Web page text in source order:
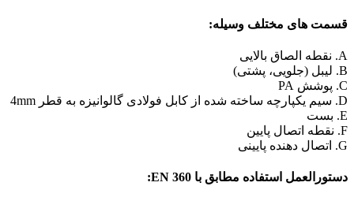
قسمت های مختلف وسیله:
A. نقطه الصاق بالایی
B. لیبل (جلویی، پشتی)
C. پوشش PA
D. سیم یکپارچه ساخته شده از کابل فولادی گالوانیزه به قطر 4mm
E. بست
F. نقطه اتصال پایین
G. اتصال دهنده پایینی
دستورالعمل استفاده مطابق با EN 360: